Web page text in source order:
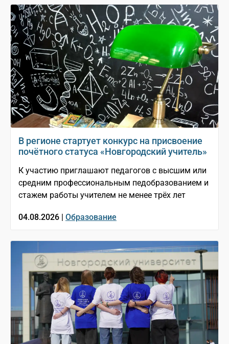
В регионе стартует конкурс на присвоение
почётного статуса «Новгородский учитель»
К участию приглашают педагогов с высшим или
средним профессиональным педобразованием и
стажем работы учителем не менее трёх лет
04.08.2026 | Образование